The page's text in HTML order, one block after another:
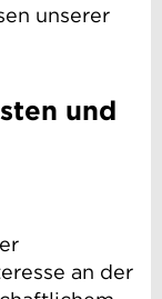
unserer
und
an der